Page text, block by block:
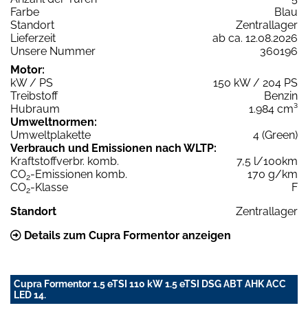
Farbe
Blau
Standort
Zentrallager
Lieferzeit
ab ca. 12.08.2026
Unsere Nummer
360196
Motor:
kW / PS
150 kW / 204 PS
Treibstoff
Benzin
Hubraum
1.984 cm³
Umweltnormen:
Umweltplakette
4 (Green)
Verbrauch und Emissionen nach WLTP:
Kraftstoffverbr. komb.
7,5 l/100km
CO2-Emissionen komb.
170 g/km
CO2-Klasse
F
Standort
Zentrallager
Details zum Cupra Formentor anzeigen
Cupra Formentor 1.5 eTSI 110 kW 1.5 eTSI DSG ABT AHK ACC
LED 14.